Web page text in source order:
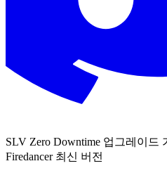
SLV Zero Downtime 업그레이드
Firedancer 최신 버전